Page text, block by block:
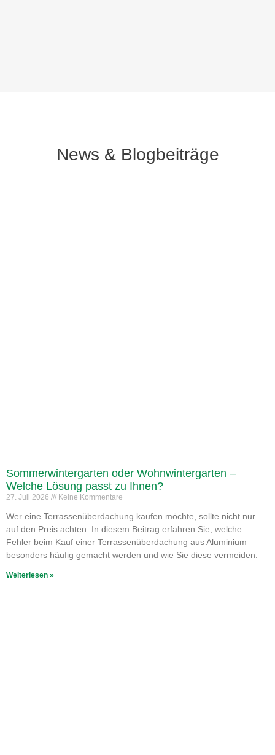
News & Blogbeiträge
Sommerwintergarten oder Wohnwintergarten –
Welche Lösung passt zu Ihnen?
27. Juli 2026 Keine Kommentare
Wer eine Terrassenüberdachung kaufen möchte, sollte nicht nur
auf den Preis achten. In diesem Beitrag erfahren Sie, welche
Fehler beim Kauf einer Terrassenüberdachung aus Aluminium
besonders häufig gemacht werden und wie Sie diese vermeiden.
Weiterlesen »